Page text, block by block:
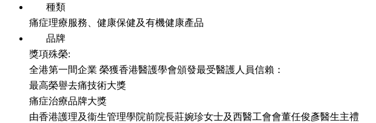
種類
痛症理療服務、健康保健及有機健康產品
品牌
獎項殊榮:
全港第一間企業 榮獲香港醫護學會頒發最受醫護人員信賴：
最高榮譽去痛技術大獎
痛症治療品牌大獎
由香港護理及衞生管理學院前院長莊婉珍女士及西醫工會會董任俊彥醫生主禮